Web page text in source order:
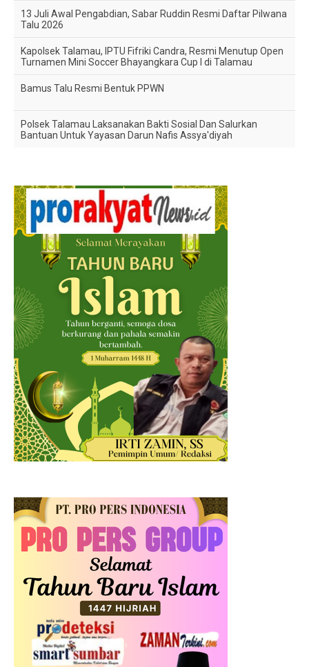
13 Juli Awal Pengabdian, Sabar Ruddin Resmi Daftar Pilwana
Talu 2026
Kapolsek Talamau, IPTU Fifriki Candra, Resmi Menutup Open
Turnamen Mini Soccer Bhayangkara Cup I di Talamau
Bamus Talu Resmi Bentuk PPWN
Polsek Talamau Laksanakan Bakti Sosial Dan Salurkan
Bantuan Untuk Yayasan Darun Nafis Assya'diyah